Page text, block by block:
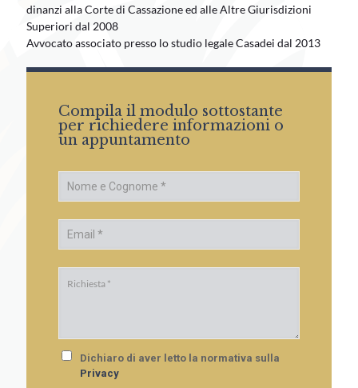
dinanzi alla Corte di Cassazione ed alle Altre Giurisdizioni
Superiori dal 2008
Avvocato associato presso lo studio legale Casadei dal 2013.
Compila il modulo sottostante
per richiedere informazioni o
un appuntamento
Dichiaro di aver letto la normativa sulla
Privacy
dinanzi alla Corte di Cassazione ed alle Altre Giurisdizioni
Superiori dal 2008
Avvocato associato presso lo studio legale Casadei dal 2013
Compila il modulo sottostante
per richiedere informazioni o
un appuntamento
Dichiaro di aver letto la normativa sulla
Privacy